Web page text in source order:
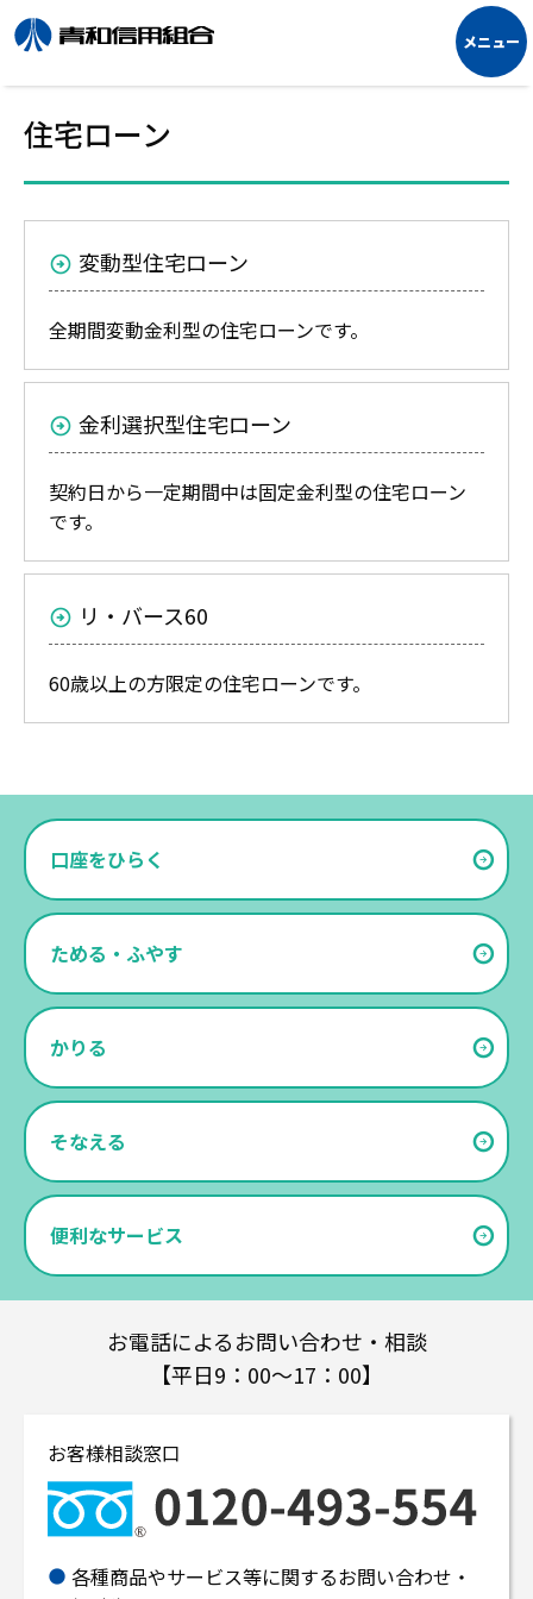
住宅ローン
変動型住宅ローン
全期間変動金利型の住宅ローンです。
金利選択型住宅ローン
契約日から一定期間中は固定金利型の住宅ローン
です。
リ・バース60
60歳以上の方限定の住宅ローンです。
口座をひらく
ためる・ふやす
かりる
そなえる
便利なサービス
お電話によるお問い合わせ・相談
【平日9：00～17：00】
お客様相談窓口
各種商品やサービス等に関するお問い合わせ・